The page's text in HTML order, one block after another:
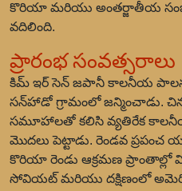
కొరియా మరియు అంతర్జాతీయ
వదిలింది.
ప్రారంభ సంవత్సరాలు
కిమ్ ఇర్ సెన్ జపానీ కాలనీయ
సన్‌హాడో గ్రామంలో జన్మించాడు.
సమూహాలతో కలిసి వ్యతిరేక
మొదలు పెట్టాడు. రెండవ ప్రపంచ
కొరియా రెండు ఆక్రమణ ప్రాంతాల్లో
సోవియట్ మరియు దక్షిణంలో